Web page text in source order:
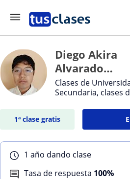
Diego Akira
Alvarado
Arroyo
Clases de
Secundaria, clases
1ª clase gratis
1 año dando clase
Tasa de respuesta 100%